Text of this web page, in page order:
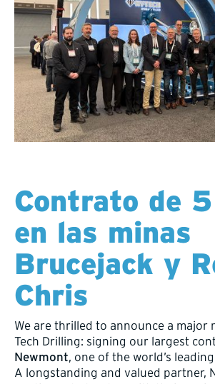
Contrato de
en las minas
Brucejack y
Chris
We are thrilled to announce a major
Tech Drilling: signing our largest
Newmont, one of the world’s
A longstanding and valued partner,